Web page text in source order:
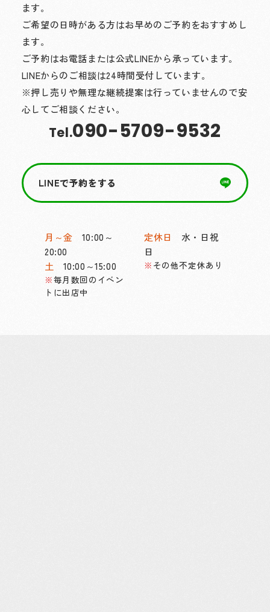
ます。
ご希望の日時がある方はお早めのご予約をおすすめし
ます。
ご予約はお電話または公式LINEから承っています。
LINEからのご相談は24時間受付しています。
※押し売りや無理な継続提案は行っていませんので安
心してご相談ください。
Tel.090-5709-9532
LINEで予約をする
月～金
10:00～
20:00
土
10:00～15:00
毎月数回のイベン
トに出店中
定休日
水・日祝
日
その他不定休あり